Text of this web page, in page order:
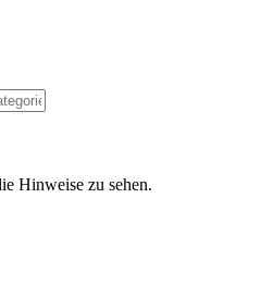
Hinweise zu sehen.